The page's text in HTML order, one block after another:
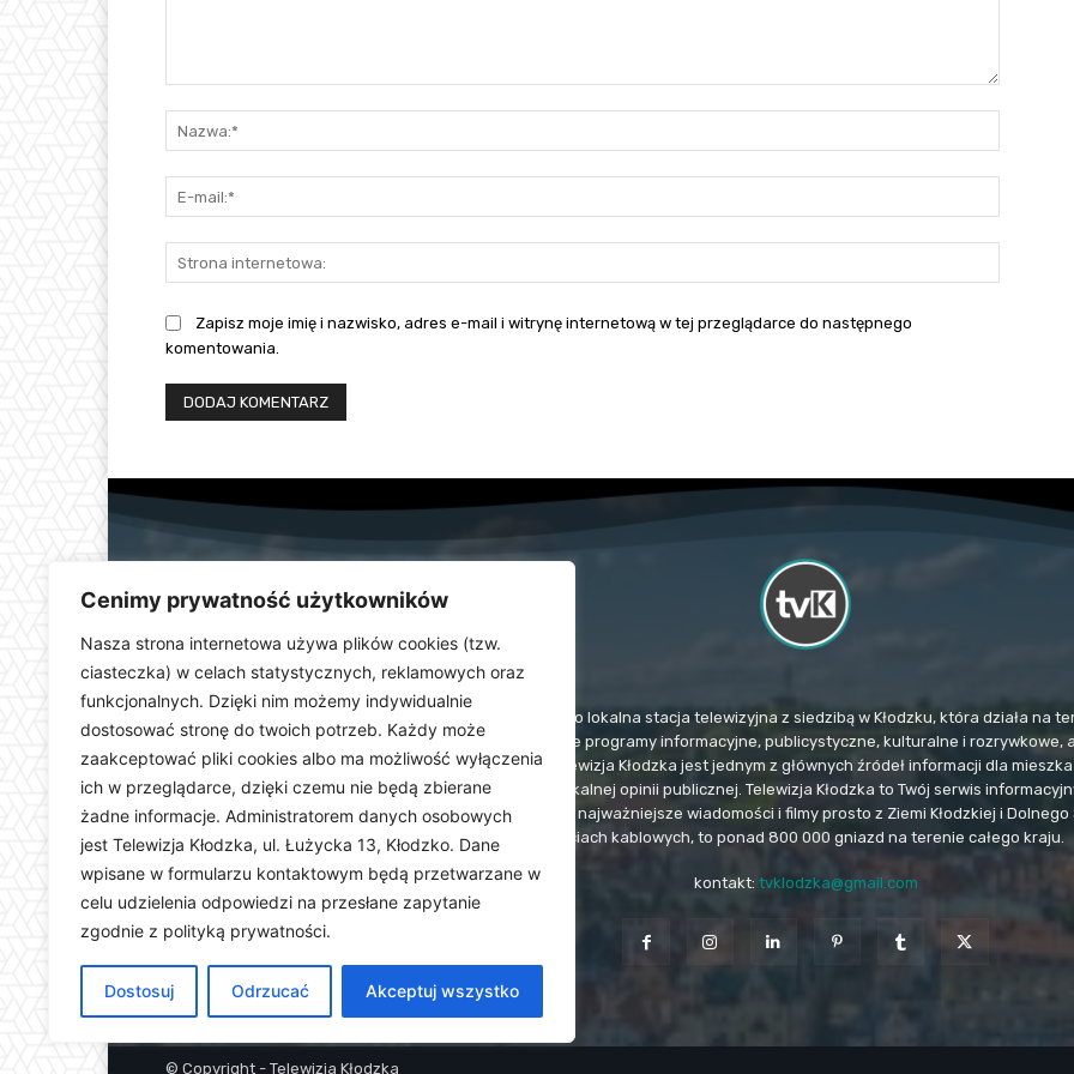
Cenimy prywatność użytkowników
Nasza strona internetowa używa plików cookies (tzw.
ciasteczka) w celach statystycznych, reklamowych oraz
funkcjonalnych. Dzięki nim możemy indywidualnie
dostosować stronę do twoich potrzeb. Każdy może
zaakceptować pliki cookies albo ma możliwość wyłączenia
ich w przeglądarce, dzięki czemu nie będą zbierane
żadne informacje. Administratorem danych osobowych
jest Telewizja Kłodzka, ul. Łużycka 13, Kłodzko. Dane
wpisane w formularzu kontaktowym będą przetwarzane w
celu udzielenia odpowiedzi na przesłane zapytanie
zgodnie z polityką prywatności.
Dostosuj Odrzucać Akceptuj wszystko
mail:*
Zapisz moje imię i nazwisko, adres e-mail i witrynę internetową w tej przeglądarce do następnego
komentowania.
Telewizja Kłodzka (TvK) to lokalna stacja telewizyjna z siedzibą w Kłodzku, która działa na
dolnośląskiego. Stacja emituje programy informacyjne, publicystyczne, kulturalne i rozrywkowe,
wydarzeń i uroczystości. Telewizja Kłodzka jest jednym z głównych źródeł informacji dla
ważną rolę w kształtowaniu lokalnej opinii publicznej. Telewizja Kłodzka to Twój serwis
Dostarczamy najświeższe i najważniejsze wiadomości i filmy prosto z Ziemi Kłodzkiej i Dolnego
sieciach kablowych, to ponad 800 000 gniazd na terenie całego kraju.
kontakt: tvklodzka@gmail.com
© Copyright - Telewizja Kłodzka